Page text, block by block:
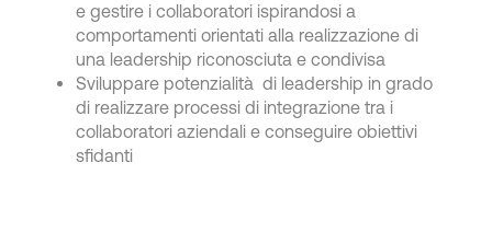
e gestire i collaboratori ispirandosi a
comportamenti orientati alla realizzazione di
una leadership riconosciuta e condivisa
Sviluppare potenzialità di leadership in grado
di realizzare processi di integrazione tra i
collaboratori aziendali e conseguire obiettivi
sfidanti